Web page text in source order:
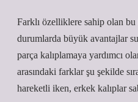
Farklı özelliklere sahip olan
durumlarda büyük avantajlar
parça kalıplamaya yardımcı
arasındaki farklar şu şekilde
hareketli iken, erkek kalıplar